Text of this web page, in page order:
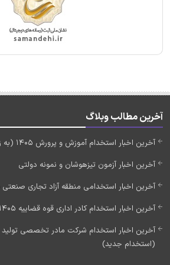
آخرین مطالب وبلاگ
آخرین اخبار استخدام آموزش و پرورش 1405 (به زودی)
آخرین اخبار آزمون تیزهوشان و نمونه دولتی
آخرین اخبار استخدامی منطقه آزاد تجاری صنعتی 1405
آخرین اخبار استخدام کادر اداری قوه قضاییه 1405 (به زودی)
(استخدام جدید)